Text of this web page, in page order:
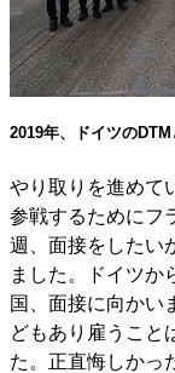
2019年、ドイツの
やり取りを進めて
参戦するためにフ
週、面接をしたい
ました。ドイツか
国、面接に向かい
どもあり雇うこと
た。正直悔しかっ